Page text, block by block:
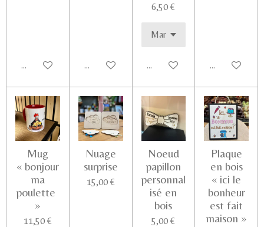
Ajouter au panierAjouter au panier
6,50 €
Ajouter au panierVoir les
Mug
« bonjour
ma
poulette
»
11,50 €
Nuage
surprise
15,00 €
Noeud
papillon
personnal
isé en
bois
5,00 €
Plaque
en bois
« ici le
bonheur
est fait
maison »